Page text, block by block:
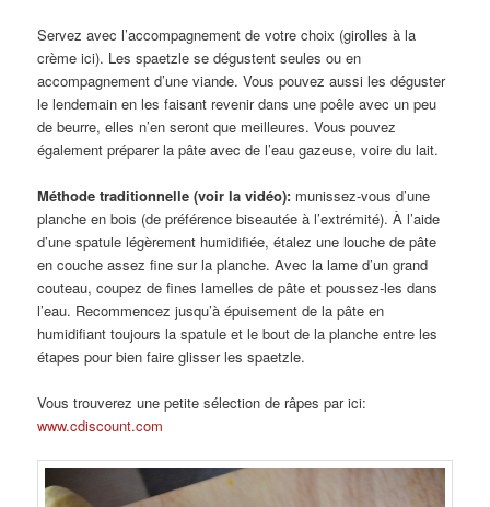
Servez avec l’accompagnement de votre choix (girolles à la
crème ici). Les spaetzle se dégustent seules ou en
accompagnement d’une viande. Vous pouvez aussi les déguster
le lendemain en les faisant revenir dans une poêle avec un peu
de beurre, elles n’en seront que meilleures. Vous pouvez
également préparer la pâte avec de l’eau gazeuse, voire du lait.
Méthode traditionnelle (voir la vidéo): munissez-vous d’une
planche en bois (de préférence biseautée à l’extrémité). À l’aide
d’une spatule légèrement humidifiée, étalez une louche de pâte
en couche assez fine sur la planche. Avec la lame d’un grand
couteau, coupez de fines lamelles de pâte et poussez-les dans
l’eau. Recommencez jusqu’à épuisement de la pâte en
humidifiant toujours la spatule et le bout de la planche entre les
étapes pour bien faire glisser les spaetzle.
Vous trouverez une petite sélection de râpes par ici:
www.cdiscount.com